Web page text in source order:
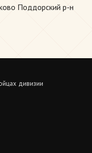
Поддорский р-н
дивизии